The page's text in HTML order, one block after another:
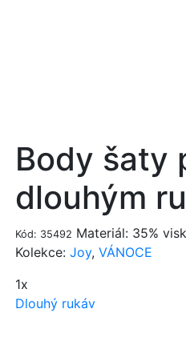
Body šaty
dlouhým
Kód: 35492 Materiál: 35%
Kolekce: Joy, VÁNOCE
1x
Dlouhý rukáv